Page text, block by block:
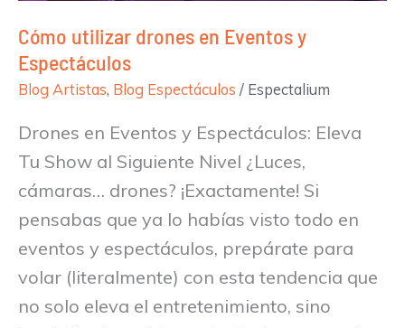
Cómo utilizar drones en Eventos y
Espectáculos
Blog Artistas, Blog Espectáculos / Espectalium
Drones en Eventos y Espectáculos: Eleva
Tu Show al Siguiente Nivel ¿Luces,
cámaras… drones? ¡Exactamente! Si
pensabas que ya lo habías visto todo en
eventos y espectáculos, prepárate para
volar (literalmente) con esta tendencia que
no solo eleva el entretenimiento, sino